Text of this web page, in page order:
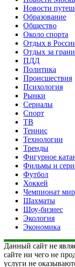
Новости
Образование
Общество
Около спорта
Отдых в
Отдых за
ПДД
Политика
Происшествия
Психология
Рынки
Сериалы
Спорт
ТВ
Теннис
Технологии
Тренды
Фигурное
Фильмы и
Футбол
Хоккей
Чемпионат
Шахматы
Шоу-бизнес
Экология
Экономика
Данный сайт не
сайте ни чего не
услуги не